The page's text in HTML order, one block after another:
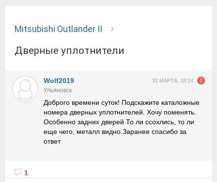
Mitsubishi Outlander II
Дверные уплотнители
Wolf2019 31 МАРТА, 18:14
Ульяновск
Доброго времени суток! Подскажите каталожные
номера дверных уплотнителей. Хочу поменять.
Особенно задних дверей То ли ссохлись, то ли
еще чего, металл видно.Заранее спасибо за
ответ
1